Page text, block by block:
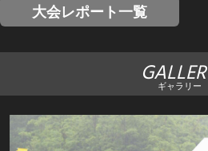
大会レポート一覧
ギャラリー